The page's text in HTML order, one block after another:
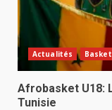
Actualités
Afrobasket U18:
Tunisie